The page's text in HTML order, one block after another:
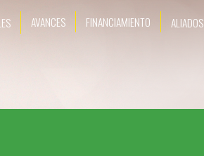
AVANCES FINANCIAMIENTO ALIADOS